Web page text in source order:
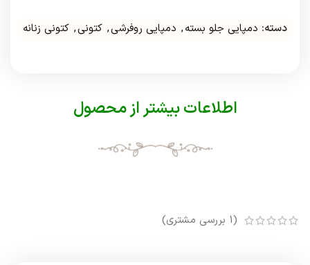
دسته: دمپایی جلو بسته, دمپایی روفرشی, کتونی, کتونی زنانه
اطلاعات بیشتر از محصول
(
1 بررسی مشتری)